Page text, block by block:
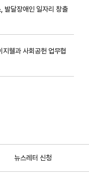
발달장애인 일자리 창출
웰과 사회공헌 업무협
뉴스레터 신청